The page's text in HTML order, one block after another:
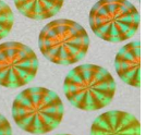
ausführliche